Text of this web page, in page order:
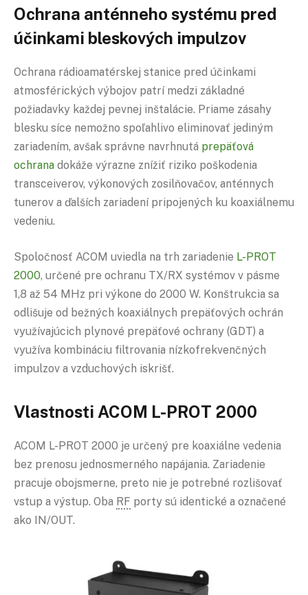
Ochrana anténneho systému pred
účinkami bleskových impulzov
Ochrana rádioamatérskej stanice pred účinkami
atmosférických výbojov patrí medzi základné
požiadavky každej pevnej inštalácie. Priame zásahy
blesku síce nemožno spoľahlivo eliminovať jediným
zariadením, avšak správne navrhnutá prepäťová
ochrana dokáže výrazne znížiť riziko poškodenia
transceiverov, výkonových zosilňovačov, anténnych
tunerov a ďalších zariadení pripojených ku koaxiálnemu
vedeniu.
Spoločnosť ACOM uviedla na trh zariadenie L-PROT
2000, určené pre ochranu TX/RX systémov v pásme
1,8 až 54 MHz pri výkone do 2000 W. Konštrukcia sa
odlišuje od bežných koaxiálnych prepäťových ochrán
využívajúcich plynové prepäťové ochrany (GDT) a
využíva kombináciu filtrovania nízkofrekvenčných
impulzov a vzduchových iskrišť.
Vlastnosti ACOM L-PROT 2000
ACOM L-PROT 2000 je určený pre koaxiálne vedenia
bez prenosu jednosmerného napájania. Zariadenie
pracuje obojsmerne, preto nie je potrebné rozlišovať
vstup a výstup. Oba RF porty sú identické a označené
ako IN/OUT.